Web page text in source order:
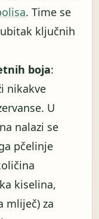
. Time se
ključnih
boja:
nikakve
U
nalazi se
pčelinje
kiselina,
mliječ) za